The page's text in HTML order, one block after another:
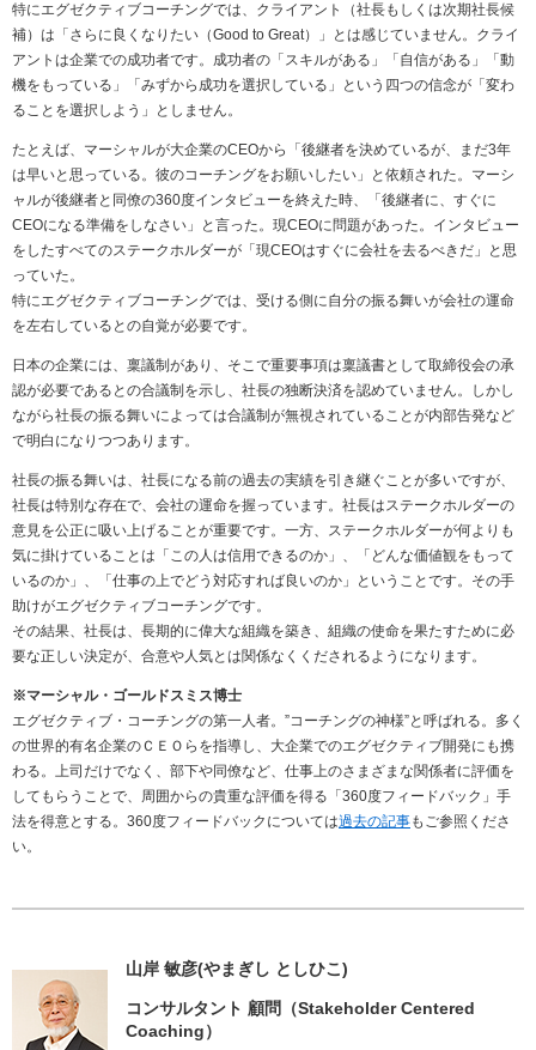
特にエグゼクティブコーチングでは、クライアント（社長もしくは次期社長候
補）は「さらに良くなりたい（Good to Great）」とは感じていません。クライ
アントは企業での成功者です。成功者の「スキルがある」「自信がある」「動
機をもっている」「みずから成功を選択している」という四つの信念が「変わ
ることを選択しよう」としません。
たとえば、マーシャルが大企業のCEOから「後継者を決めているが、まだ3年
は早いと思っている。彼のコーチングをお願いしたい」と依頼された。マーシ
ャルが後継者と同僚の360度インタビューを終えた時、「後継者に、すぐに
CEOになる準備をしなさい」と言った。現CEOに問題があった。インタビュー
をしたすべてのステークホルダーが「現CEOはすぐに会社を去るべきだ」と思
っていた。
特にエグゼクティブコーチングでは、受ける側に自分の振る舞いが会社の運命
を左右しているとの自覚が必要です。
日本の企業には、稟議制があり、そこで重要事項は稟議書として取締役会の承
認が必要であるとの合議制を示し、社長の独断決済を認めていません。しかし
ながら社長の振る舞いによっては合議制が無視されていることが内部告発など
で明白になりつつあります。
社長の振る舞いは、社長になる前の過去の実績を引き継ぐことが多いですが、
社長は特別な存在で、会社の運命を握っています。社長はステークホルダーの
意見を公正に吸い上げることが重要です。一方、ステークホルダーが何よりも
気に掛けていることは「この人は信用できるのか」、「どんな価値観をもって
いるのか」、「仕事の上でどう対応すれば良いのか」ということです。その手
助けがエグゼクティブコーチングです。
その結果、社長は、長期的に偉大な組織を築き、組織の使命を果たすために必
要な正しい決定が、合意や人気とは関係なくくだされるようになります。
※マーシャル・ゴールドスミス博士
エグゼクティブ・コーチングの第一人者。”コーチングの神様”と呼ばれる。多く
の世界的有名企業のＣＥＯらを指導し、大企業でのエグゼクティブ開発にも携
わる。上司だけでなく、部下や同僚など、仕事上のさまざまな関係者に評価を
してもらうことで、周囲からの貴重な評価を得る「360度フィードバック」手
法を得意とする。360度フィードバックについては過去の記事もご参照くださ
い。
山岸 敏彦(やまぎし としひこ)
コンサルタント 顧問（Stakeholder Centered
Coaching）